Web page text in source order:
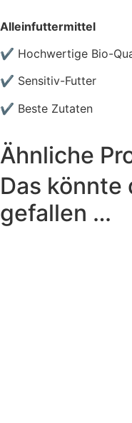
Alleinfuttermittel
✔ Hochwertige Bio-
✔ Sensitiv-Futter
✔ Beste Zutaten
Ähnliche
Das könnte
gefallen …